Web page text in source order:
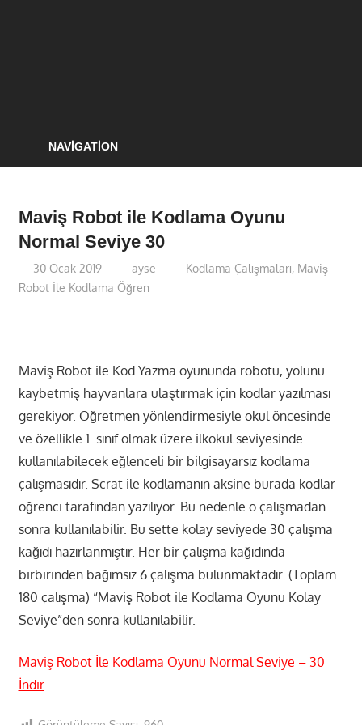
NAVIGATION
Maviş Robot ile Kodlama Oyunu
Normal Seviye 30
30 Ocak 2019 ayse Kodlama Çalışmaları, Maviş
Robot İle Kodlama Öğren
Maviş Robot ile Kod Yazma oyununda robotu, yolunu
kaybetmiş hayvanlara ulaştırmak için kodlar yazılması
gerekiyor. Öğretmen yönlendirmesiyle okul öncesinde
ve özellikle 1. sınıf olmak üzere ilkokul seviyesinde
kullanılabilecek eğlenceli bir bilgisayarsız kodlama
çalışmasıdır. Scrat ile kodlamanın aksine burada kodlar
öğrenci tarafından yazılıyor. Bu nedenle o çalışmadan
sonra kullanılabilir. Bu sette kolay seviyede 30 çalışma
kağıdı hazırlanmıştır. Her bir çalışma kağıdında
birbirinden bağımsız 6 çalışma bulunmaktadır. (Toplam
180 çalışma) “Maviş Robot ile Kodlama Oyunu Kolay
Seviye”den sonra kullanılabilir.
Maviş Robot İle Kodlama Oyunu Normal Seviye – 30
İndir